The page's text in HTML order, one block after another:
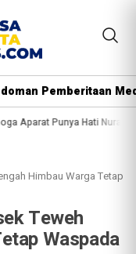
Pemberitaan
Hati Nurani Massa
Himbau Warga Tetap
Teweh
Waspada